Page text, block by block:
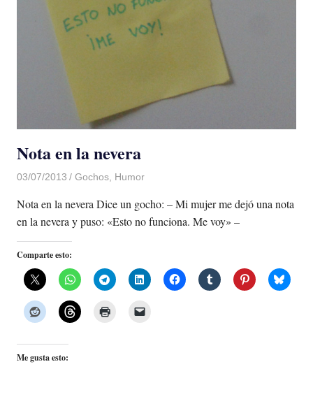
Nota en la nevera
03/07/2013 Luis Castellanos
Gochos, Humor
Nota en la nevera Dice un gocho: – Mi mujer me dejó una nota
en la nevera y puso: «Esto no funciona. Me voy» –
Comparte esto:
Me gusta esto: